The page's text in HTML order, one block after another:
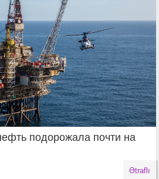
подорожала почти на
Ətraflı